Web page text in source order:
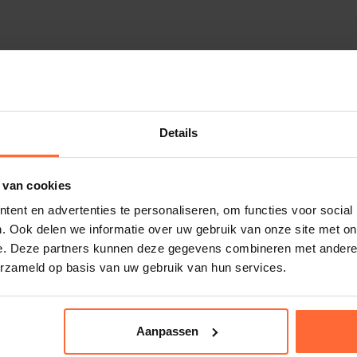
Details
cookies
en advertenties te personaliseren, om functies voor social
Ook delen we informatie over uw gebruik van onze site met
Deze partners kunnen deze gegevens combineren met
op basis van uw gebruik van hun services.
Aanpassen
de gebruiksvriendelijke app kies je uit
en klaar voor de volgende
app
Laatste kans Aanbieding